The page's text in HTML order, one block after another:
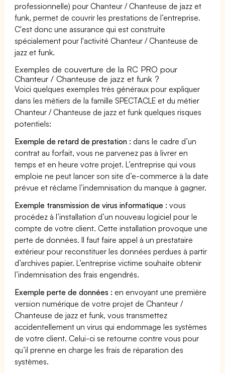
professionnelle) pour Chanteur / Chanteuse de jazz et
funk, permet de couvrir les prestations de l’entreprise.
C'est donc une assurance qui est construite
spécialement pour l'activité Chanteur / Chanteuse de
jazz et funk.
Exemples de couverture de la RC PRO pour
Chanteur / Chanteuse de jazz et funk ?
Voici quelques exemples très généraux pour expliquer
dans les métiers de la famille SPECTACLE et du métier
Chanteur / Chanteuse de jazz et funk quelques risques
potentiels:
Exemple de retard de prestation : dans le cadre d’un
contrat au forfait, vous ne parvenez pas à livrer en
temps et en heure votre projet. L’entreprise qui vous
emploie ne peut lancer son site d’e-commerce à la date
prévue et réclame l’indemnisation du manque à gagner.
Exemple transmission de virus informatique : vous
procédez à l’installation d’un nouveau logiciel pour le
compte de votre client. Cette installation provoque une
perte de données. Il faut faire appel à un prestataire
extérieur pour reconstituer les données perdues à partir
d’archives papier. L’entreprise victime souhaite obtenir
l’indemnisation des frais engendrés.
Exemple perte de données : en envoyant une première
version numérique de votre projet de Chanteur /
Chanteuse de jazz et funk, vous transmettez
accidentellement un virus qui endommage les systèmes
de votre client. Celui-ci se retourne contre vous pour
qu’il prenne en charge les frais de réparation des
systèmes.